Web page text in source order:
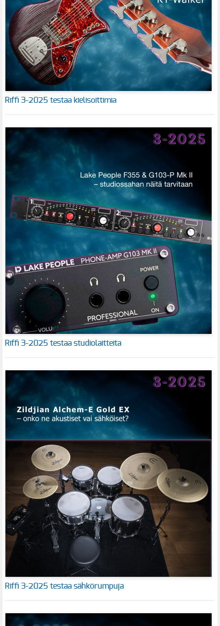
Riffi 3-2025 testaa kielisoittimia
Riffi 3-2025 testaa studiolaitteita
Riffi 3-2025 testaa sähkörumpuja